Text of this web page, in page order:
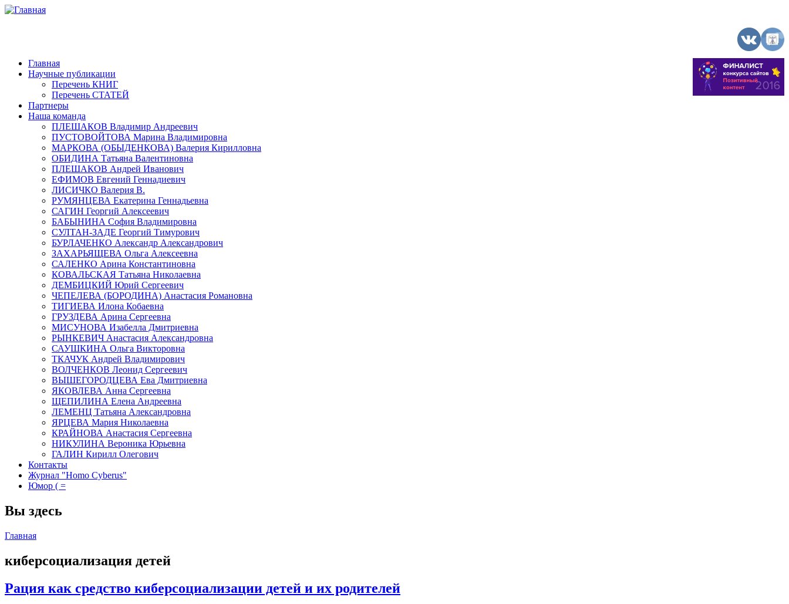
Главная
Научные публикации
Перечень КНИГ
Перечень СТАТЕЙ
Партнеры
Наша команда
ПЛЕШАКОВ Владимир Андреевич
ПУСТОВОЙТОВА Марина Владимировна
МАРКОВА (ОБЫДЕНКОВА) Валерия Кирилловна
ОБИДИНА Татьяна Валентиновна
ПЛЕШАКОВ Андрей Иванович
ЕФИМОВ Евгений Геннадиевич
ЛИСИЧКО Валерия В.
РУМЯНЦЕВА Екатерина Геннадьевна
САГИН Георгий Алексеевич
БАБЫНИНА София Владимировна
СУЛТАН-ЗАДЕ Георгий Тимурович
БУРЛАЧЕНКО Александр Александрович
ЗАХАРЬЯЩЕВА Ольга Алексеевна
САЛЕНКО Арина Константиновна
КОВАЛЬСКАЯ Татьяна Николаевна
ДЕМБИЦКИЙ Юрий Сергеевич
ЧЕПЕЛЕВА (БОРОДИНА) Анастасия Романовна
ТИГИЕВА Илона Кобаевна
ГРУЗДЕВА Арина Сергеевна
МИСУНОВА Изабелла Дмитриевна
РЫНКЕВИЧ Анастасия Александровна
САУШКИНА Ольга Викторовна
ТКАЧУК Андрей Владимирович
ВОЛЧЕНКОВ Леонид Сергеевич
ВЫШЕГОРОДЦЕВА Ева Дмитриевна
ЯКОВЛЕВА Анна Сергеевна
ЩЕПИЛИНА Елена Андреевна
ЛЕМЕНЦ Татьяна Александровна
ЯРЦЕВА Мария Николаевна
КРАЙНОВА Анастасия Сергеевна
НИКУЛИНА Вероника Юрьевна
ГАЛИН Кирилл Олегович
Контакты
Журнал "Homo Cyberus"
Юмор ( =
Вы здесь
Главная
киберсоциализация детей
Рация как средство киберсоциализации детей и их родителей